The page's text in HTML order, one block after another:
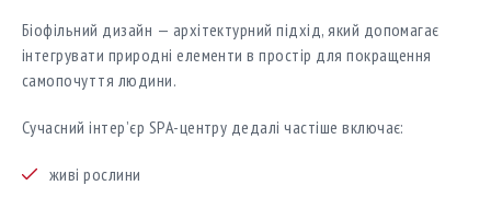
Біофільний дизайн — архітектурний підхід, який допомагає
інтегрувати природні елементи в простір для покращення
самопочуття людини.
Сучасний інтер’єр SPA-центру дедалі частіше включає:
живі рослини